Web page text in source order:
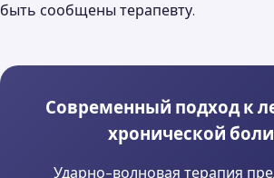
быть сообщены терапевту.
Современный подход к
хронической боли
Ударно-волновая терапия